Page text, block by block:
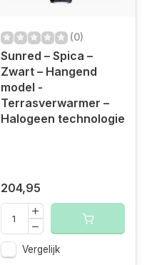
(0)
Sunred – Spica –
Zwart – Hangend
model -
Terrasverwarmer –
Halogeen technologie
204,95
Vergelijk